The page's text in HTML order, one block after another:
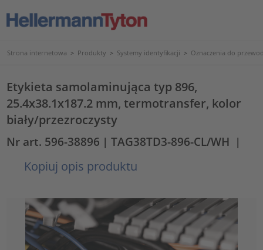
Strona internetowa > Produkty > Systemy identyfikacji > Oznaczenia do
Etykieta samolaminująca typ 896,
25.4x38.1x187.2 mm, termotransfer, kolor
biały/przezroczysty
Nr art. 596-38896 | TAG38TD3-896-CL/WH |
Kopiuj opis produktu